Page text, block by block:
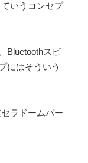
いうコンセプ
Bluetoothスピ
にはそういう
ラドームバー